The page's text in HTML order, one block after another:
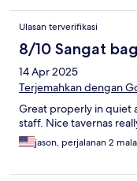
Ulasan terverifikasi
8/10 Sangat
14 Apr 2025
Terjemahkan dengan
Great properly in quiet
staff. Nice tavernas
jason, perjalanan 2